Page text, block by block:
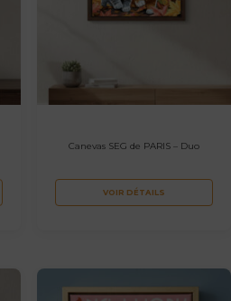
Canevas SEG de PARIS – Duo
VOIR DÉTAILS